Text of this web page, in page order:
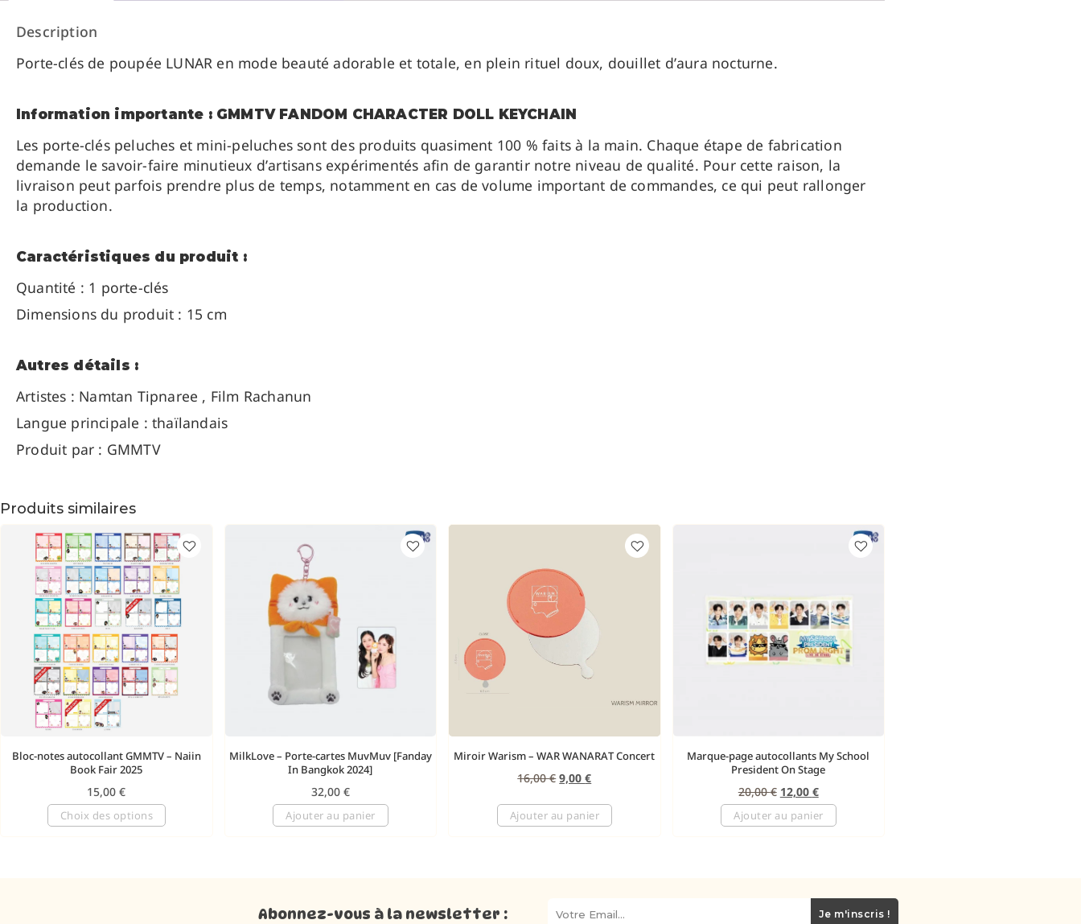
Description
Porte-clés de poupée LUNAR en mode beauté adorable et totale, en plein rituel doux, douillet d’aura nocturne.
Information importante : GMMTV FANDOM CHARACTER DOLL KEYCHAIN
Les porte-clés peluches et mini-peluches sont des produits quasiment 100 % faits à la main. Chaque étape de fabrication
demande le savoir-faire minutieux d’artisans expérimentés afin de garantir notre niveau de qualité. Pour cette raison, la
livraison peut parfois prendre plus de temps, notamment en cas de volume important de commandes, ce qui peut rallonger
la production.
Caractéristiques du produit :
Quantité : 1 porte-clés
Dimensions du produit : 15 cm
Autres détails :
Artistes : Namtan Tipnaree , Film Rachanun
Langue principale : thaïlandais
Produit par : GMMTV
Produits similaires
Bloc-notes autocollant GMMTV – Naiin
Book Fair 2025
15,00€
Choix des options
MilkLove – Porte-cartes MuvMuv [Fanday
In Bangkok 2024]
32,00 €
Ajouter au panier
Miroir Warism – WAR WANARAT Concert
16,00€ 9,00€
Ajouter au panier
Marque-page autocollants My School
President On Stage
20,00€ 12,00 €
Ajouter au panier
Abonnez-vous à la newsletter : Je m'inscris !